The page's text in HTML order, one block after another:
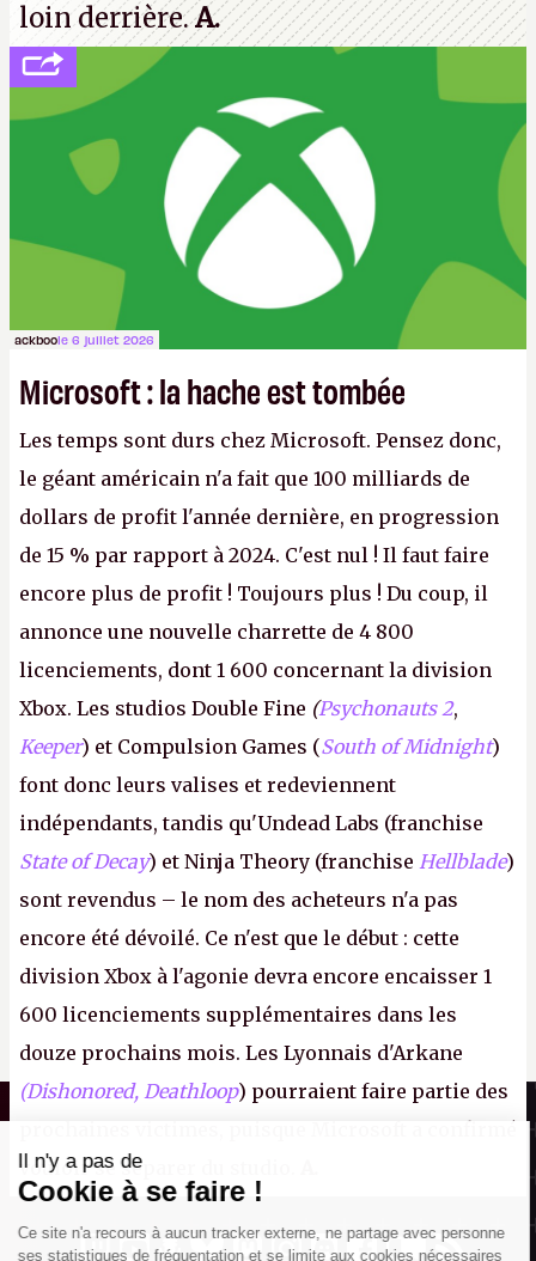
loin derrière.A.
ackboole 6 juillet 2026
Microsoft : la hache est tombée
Les temps sont durs chez Microsoft. Pensez donc,
le géant américain n'a fait que 100 milliards de
dollars de profit l'année dernière, en progression
de 15 % par rapport à 2024. C'est nul ! Il faut faire
encore plus de profit ! Toujours plus ! Du coup, il
annonce une nouvelle charrette de 4 800
licenciements, dont 1 600 concernant la division
Xbox. Les studios Double Fine (Psychonauts 2,
Keeper) et Compulsion Games (South of Midnight)
font donc leurs valises et redeviennent
indépendants, tandis qu'Undead Labs (franchise
State of Decay) et Ninja Theory (franchise Hellblade)
sont revendus – le nom des acheteurs n'a pas
encore été dévoilé. Ce n'est que le début : cette
division Xbox à l'agonie devra encore encaisser 1
600 licenciements supplémentaires dans les
douze prochains mois. Les Lyonnais d'Arkane
(Dishonored, Deathloop) pourraient faire partie des
vouloir se séparer du studio.
Il n'y a pas de
Ce site n'a recours à aucun tracker
externe, ne partage avec personne ses
aux cookies nécessaires au bon
fonctionnement de votre session. Mais